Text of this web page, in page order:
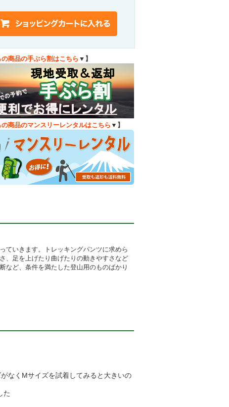
の商品の手ぶら割はこちら▼】
の商品のマンスリーレンタルはこちら▼】
ていきます。トレッキングパンツに求めら
、足を上げたり曲げたりの動きやすさなど
など、条件を満たした登山用のものばかり
なくMサイズを試着してみると大きいの
た